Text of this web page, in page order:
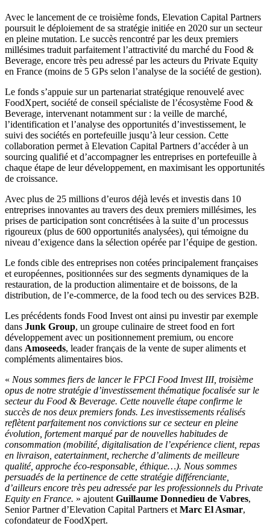
Avec le lancement de ce troisième fonds, Elevation Capital Partners
poursuit le déploiement de sa stratégie initiée en 2020 sur un secteur
en pleine mutation. Le succès rencontré par les deux premiers
millésimes traduit parfaitement l’attractivité du marché du Food &
Beverage, encore très peu adressé par les acteurs du Private Equity
en France (moins de 5 GPs selon l’analyse de la société de gestion).
Le fonds s’appuie sur un partenariat stratégique renouvelé avec
FoodXpert, société de conseil spécialiste de l’écosystème Food &
Beverage, intervenant notamment sur : la veille de marché,
l’identification et l’analyse des opportunités d’investissement, le
suivi des sociétés en portefeuille jusqu’à leur cession. Cette
collaboration permet à Elevation Capital Partners d’accéder à un
sourcing qualifié et d’accompagner les entreprises en portefeuille à
chaque étape de leur développement, en maximisant les opportunités
de croissance.
Avec plus de 25 millions d’euros déjà levés et investis dans 10
entreprises innovantes au travers des deux premiers millésimes, les
prises de participation sont concrétisées à la suite d’un processus
rigoureux (plus de 600 opportunités analysées), qui témoigne du
niveau d’exigence dans la sélection opérée par l’équipe de gestion.
Le fonds cible des entreprises non cotées principalement françaises
et européennes, positionnées sur des segments dynamiques de la
restauration, de la production alimentaire et de boissons, de la
distribution, de l’e-commerce, de la food tech ou des services B2B.
Les précédents fonds Food Invest ont ainsi pu investir par exemple
dans Junk Group, un groupe culinaire de street food en fort
développement avec un positionnement premium, ou encore
dans Amoseeds, leader français de la vente de super aliments et
compléments alimentaires bios.
« Nous sommes fiers de lancer le FPCI Food Invest III, troisième
opus de notre stratégie d’investissement thématique focalisée sur le
secteur du Food & Beverage. Cette nouvelle étape confirme le
succès de nos deux premiers fonds. Les investissements réalisés
reflètent parfaitement nos convictions sur ce secteur en pleine
évolution, fortement marqué par de nouvelles habitudes de
consommation (mobilité, digitalisation de l’expérience client, repas
en livraison, eatertainment, recherche d’aliments de meilleure
qualité, approche éco-responsable, éthique…). Nous sommes
persuadés de la pertinence de cette stratégie différenciante,
d’ailleurs encore très peu adressée par les professionnels du Private
Equity en France. » ajoutent Guillaume Donnedieu de Vabres,
Senior Partner d’Elevation Capital Partners et Marc El Asmar,
cofondateur de FoodXpert.